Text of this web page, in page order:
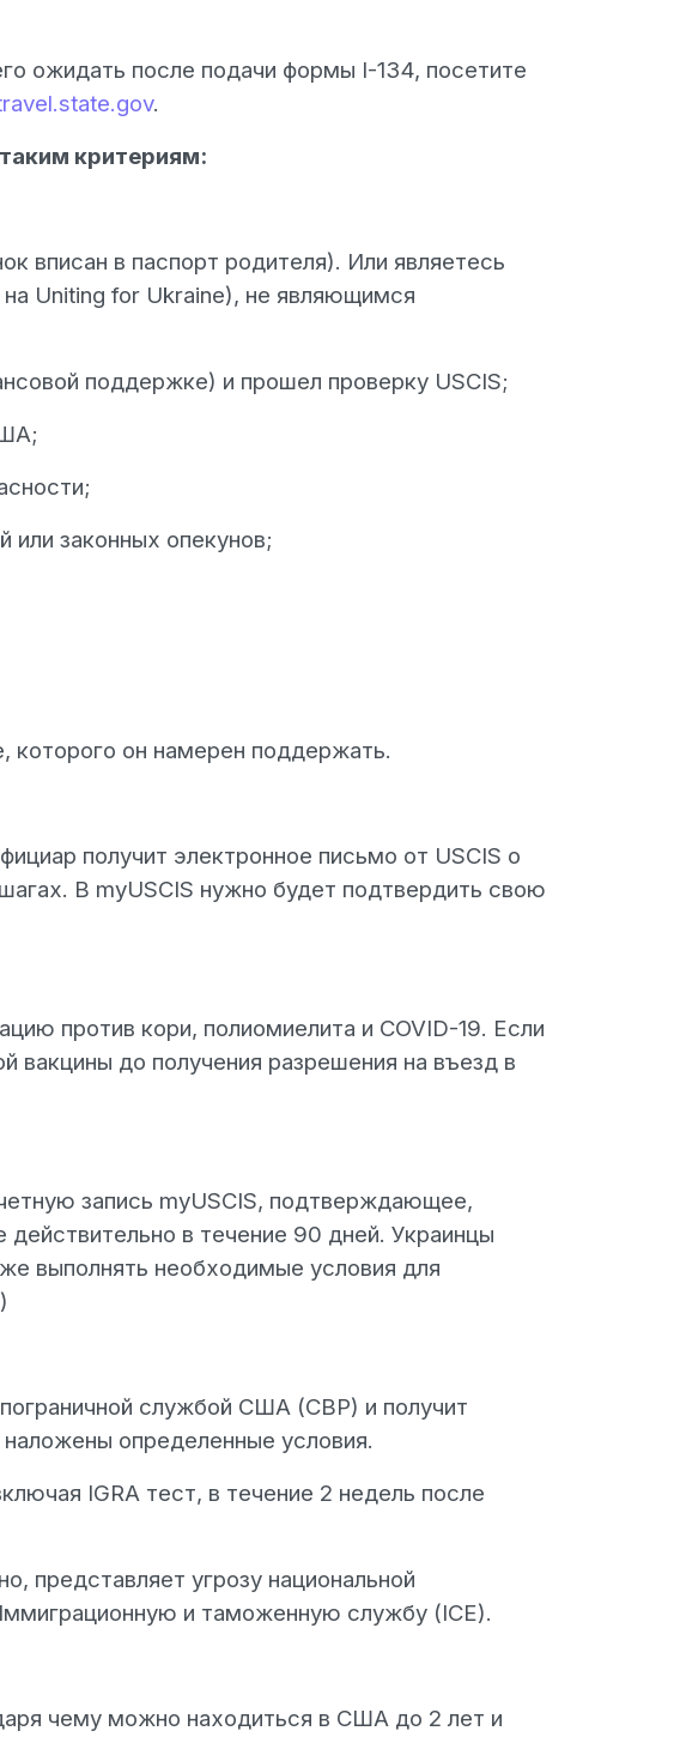
ожидать после подачи формы I-134, посетите
.
критериям:
вписан в паспорт родителя). Или являетесь
Uniting for Ukraine), не являющимся
поддержке) и прошел проверку USCIS;
законных опекунов;
которого он намерен поддержать.
получит электронное письмо от USCIS о
В myUSCIS нужно будет подтвердить свою
против кори, полиомиелита и COVID-19. Если
вакцины до получения разрешения на въезд в
запись myUSCIS, подтверждающее,
в течение 90 дней. Украинцы
выполнять необходимые условия для
службой США (CBP) и получит
определенные условия.
IGRA тест, в течение 2 недель после
представляет угрозу национальной
и таможенную службу (ICE).
чему можно находиться в США до 2 лет и